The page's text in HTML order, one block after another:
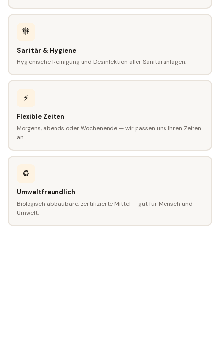
🚻
Sanitär & Hygiene
Hygienische Reinigung und Desinfektion aller Sanitäranlagen.
⚡
Flexible Zeiten
Morgens, abends oder Wochenende — wir passen uns Ihren Zeiten
an.
♻️
Umweltfreundlich
Biologisch abbaubare, zertifizierte Mittel — gut für Mensch und
Umwelt.